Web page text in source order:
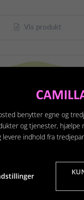
Vis produkt
benytter egne og
og tjenester, hjælpe
levere indhold fra